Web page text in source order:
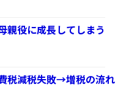
親役に成長してしまう
税減税失敗→増税の流れ